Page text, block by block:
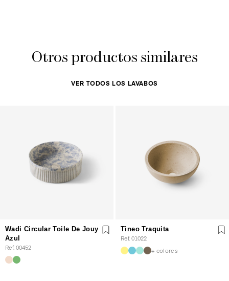
Otros productos similares
VER TODOS LOS LAVABOS
Wadi Circular Toile De Jouy
Azul
Ref. 00452
Tineo Traquita
Ref. 01022
+ colores